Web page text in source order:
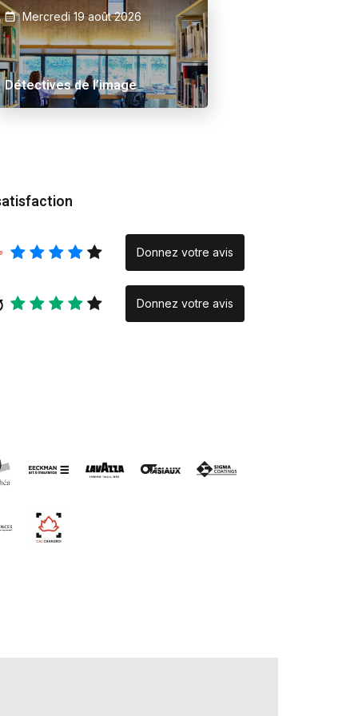
Alex Schuurbiers.
Placeholder
Mercredi 19 août 2026
Détectives de l’image
Donnez votre avis
Donnez votre avis